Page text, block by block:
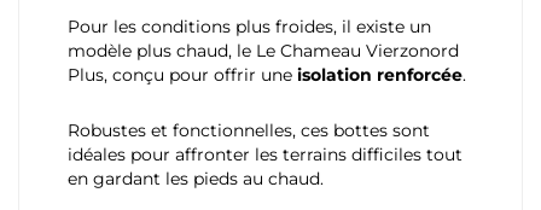
Pour les conditions plus froides, il existe un
modèle plus chaud, le Le Chameau Vierzonord
Plus, conçu pour offrir une isolation renforcée.
Robustes et fonctionnelles, ces bottes sont
idéales pour affronter les terrains difficiles tout
en gardant les pieds au chaud.